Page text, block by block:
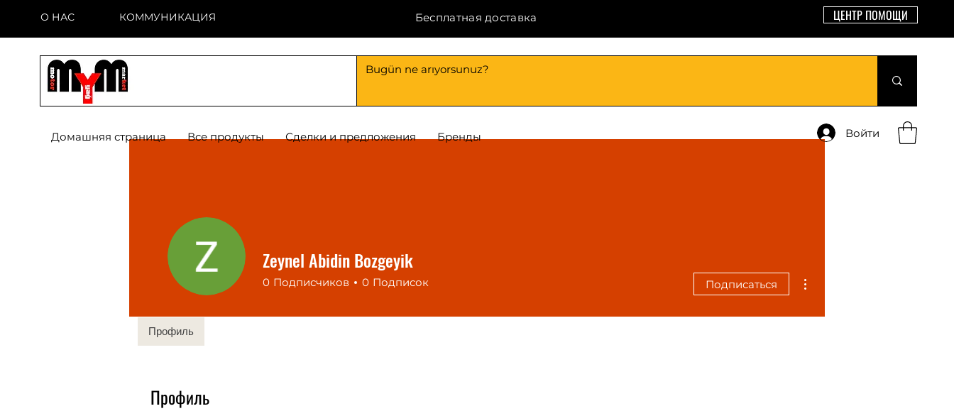
О НАС КОММУНИКАЦИЯ Бесплатная доставка ЦЕНТР ПОМОЩИ
Домашняя страница Все продукты Сделки и предложения Бренды Войти
Профиль
Zeynel Abidin Bozgeyik
0 Подписчиков 0 Подписок Подписаться
Профиль